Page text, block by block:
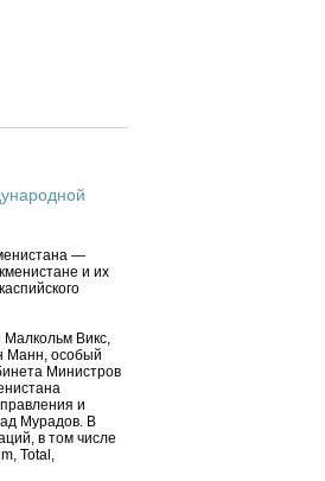
—
и их
Малкольм Викс,
Манн, особый
Министров
и
Мурадов. В
в том числе
Total,